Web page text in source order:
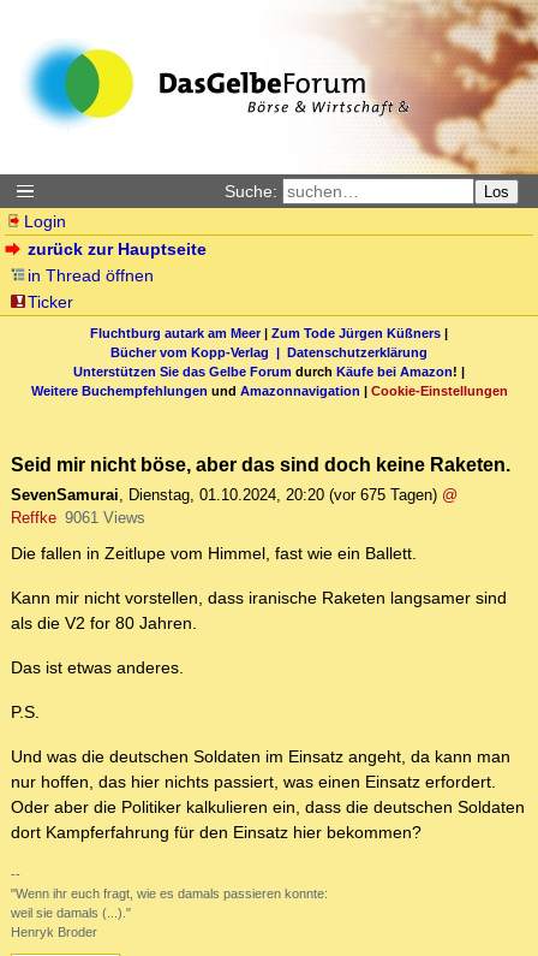
Suche: Los
Login
zurück zur Hauptseite
in Thread öffnen
Ticker
Fluchtburg autark am Meer| Zum Tode Jürgen Küßners |
Bücher vom Kopp-Verlag | Datenschutzerklärung
Unterstützen Sie das Gelbe Forum durch Käufe bei Amazon! |
Weitere Buchempfehlungen und Amazonnavigation | Cookie-Einstellungen
Seid mir nicht böse, aber das sind doch keine Raketen.
SevenSamurai, Dienstag, 01.10.2024, 20:20 (vor 675 Tagen) @
Reffke 9061 Views
Die fallen in Zeitlupe vom Himmel, fast wie ein Ballett.
Kann mir nicht vorstellen, dass iranische Raketen langsamer sind
als die V2 for 80 Jahren.
Das ist etwas anderes.
P.S.
Und was die deutschen Soldaten im Einsatz angeht, da kann man
nur hoffen, das hier nichts passiert, was einen Einsatz erfordert.
Oder aber die Politiker kalkulieren ein, dass die deutschen Soldaten
dort Kampferfahrung für den Einsatz hier bekommen?
--
"Wenn ihr euch fragt, wie es damals passieren konnte:
weil sie damals (...)."
Henryk Broder